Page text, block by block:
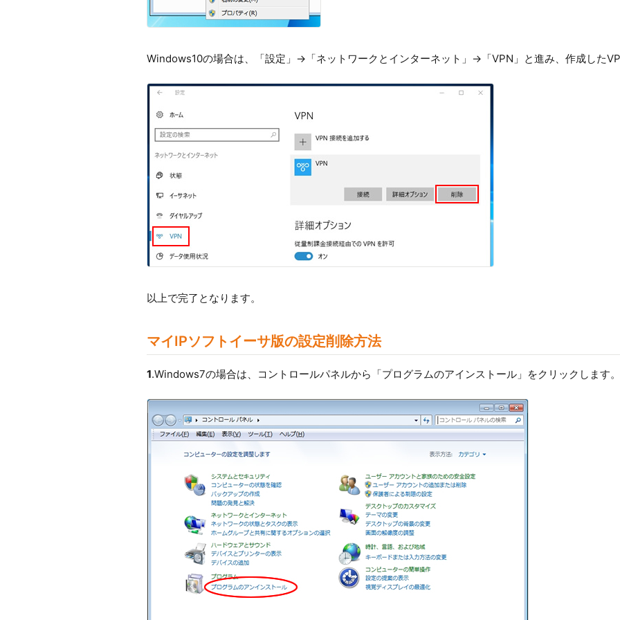
Windows10の場合は、「設定」→「ネットワークとインターネット」→「VPN」と進み、作成した
以上で完了となります。
マイIPソフトイーサ版の設定削除方法
1.Windows7の場合は、コントロールパネルから「プログラムのアインストール」をクリックします。